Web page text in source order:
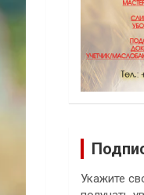
Укажите